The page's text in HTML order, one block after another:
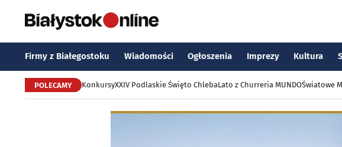
Firmy z Białegostoku Wiadomości Ogłoszenia Imprezy Kultura
POLECAMY KonkursyXXIV Podlaskie Święto ChlebaLato z Churreria MUNDOŚwiatowe